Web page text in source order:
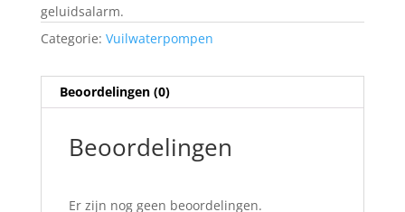
geluidsalarm.
Categorie: Vuilwaterpompen
Beoordelingen (0)
Beoordelingen
Er zijn nog geen beoordelingen.